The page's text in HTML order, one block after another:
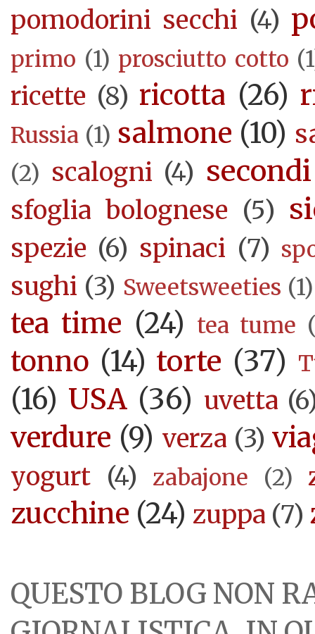
pomodorini secchi (4)
primo (1) prosciutto cotto
ricette (8) ricotta (26)
Russia (1) salmone (10)
(2) scalogni (4) secondi
sfoglia bolognese (5)
spezie (6) spinaci (7)
sughi (3) Sweetsweeties (1)
tea time (24) tea tume
tonno (14) torte (37)
(16) USA (36) uvetta
verdure (9) verza (3)
yogurt (4) zabajone (2)
zucchine (24) zuppa (7)
QUESTO BLOG NON